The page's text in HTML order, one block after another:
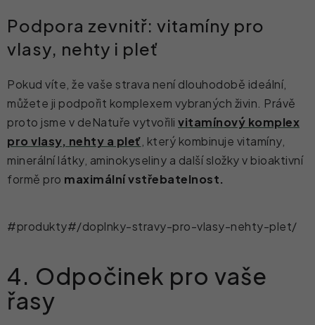
Podpora zevnitř: vitamíny pro
vlasy, nehty i pleť
Pokud víte, že vaše strava není dlouhodobě ideální,
můžete ji podpořit komplexem vybraných živin. Právě
proto jsme v deNatuře vytvořili vitamínový komplex
pro vlasy, nehty a pleť , který kombinuje vitamíny,
minerální látky, aminokyseliny a další složky v bioaktivní
formě pro maximální vstřebatelnost.
#produkty#/doplnky-stravy-pro-vlasy-nehty-plet/
4. Odpočinek pro vaše
řasy